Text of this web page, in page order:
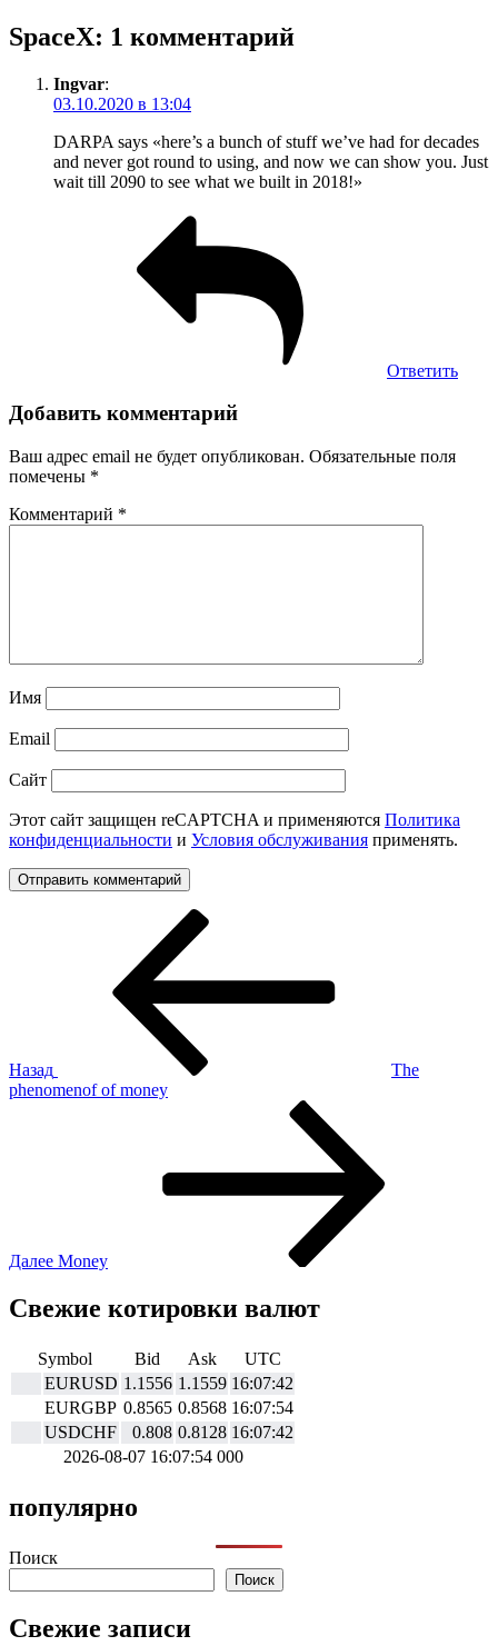
SpaceX: 1 комментарий
Ingvar:
03.10.2020 в 13:04
DARPA says «here’s a bunch of stuff we’ve had for decades
and never got round to using, and now we can show you. Just
wait till 2090 to see what we built in 2018!»
Ответить
Добавить комментарий
Ваш адрес email не будет опубликован. Обязательные поля
помечены *
Комментарий *
Имя
Email
Сайт
Этот сайт защищен reCAPTCHA и применяются Политика
конфиденциальности и Условия обслуживания применять.
Назад
The
phenomenof of money
Далее Money
Свежие котировки валют
Symbol Bid Ask
UTC
EURUSD 1.1556 1.1559 16:07:42
EURGBP 0.8565 0.8568 16:07:54
USDCHF
0.808 0.8128 16:07:42
2026-08-07 16:07:54 000
популярно
Поиск
Поиск
Свежие записи